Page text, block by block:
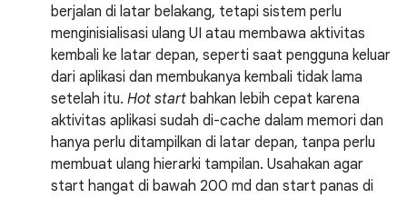
berjalan di latar belakang, tetapi sistem perlu
menginisialisasi ulang UI atau membawa aktivitas
kembali ke latar depan, seperti saat pengguna keluar
dari aplikasi dan membukanya kembali tidak lama
setelah itu. Hot start bahkan lebih cepat karena
aktivitas aplikasi sudah di-cache dalam memori dan
hanya perlu ditampilkan di latar depan, tanpa perlu
membuat ulang hierarki tampilan. Usahakan agar
start hangat di bawah 200 md dan start panas di